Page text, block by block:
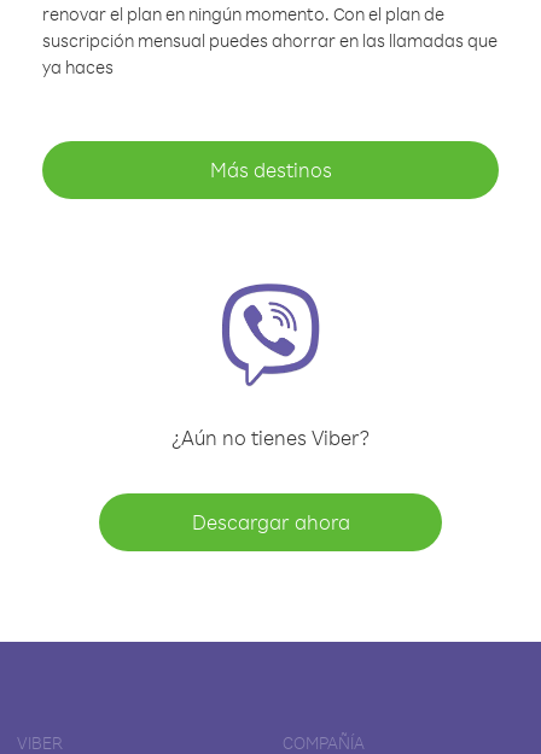
renovar el plan en ningún momento. Con el plan de
suscripción mensual puedes ahorrar en las llamadas que
ya haces
Más destinos
¿Aún no tienes Viber?
Descargar ahora
VIBER COMPAÑÍA